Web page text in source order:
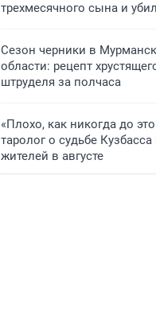
трехмесячного сына и
Сезон черники в
области: рецепт
штруделя за полчаса
«Плохо, как никогда до
таролог о судьбе Кузбасса
жителей в августе